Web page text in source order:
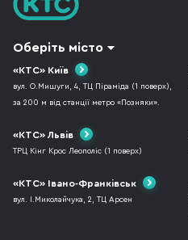
Оберіть місто
«КТС» Київ
вул. О.Мишуги, 4, ТЦ Піраміда (1 поверх),
за 200 м від станції метро «Позняки».
«КТС» Львів
ТРЦ Кінг Крос Леополіс (1 поверх)
«КТС» Івано-Франківськ
вул. І.Миколайчука, 2, ТЦ Арсен